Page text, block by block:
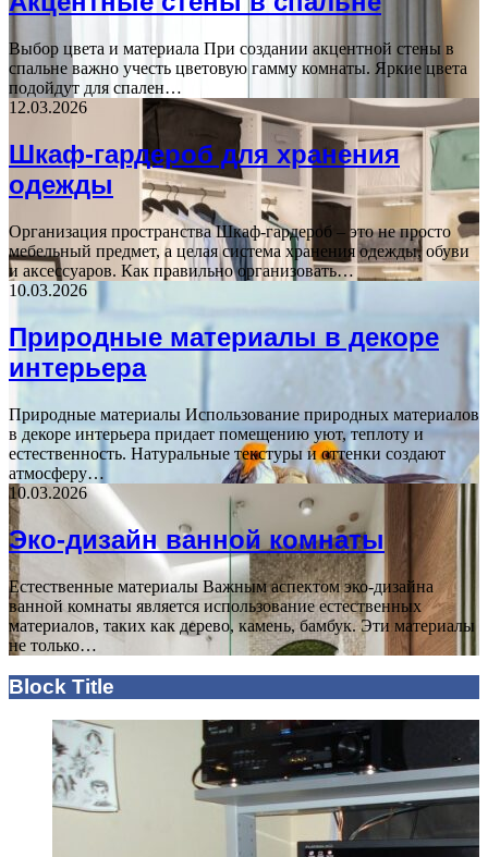
Выбор цвета и материала При создании акцентной стены в
спальне важно учесть цветовую гамму комнаты. Яркие цвета
подойдут для спален…
12.03.2026
Шкаф-гардероб для хранения
одежды
Организация пространства Шкаф-гардероб – это не просто
мебельный предмет, а целая система хранения одежды, обуви
и аксессуаров. Как правильно организовать…
10.03.2026
Природные материалы в декоре
интерьера
Природные материалы Использование природных материалов
в декоре интерьера придает помещению уют, теплоту и
естественность. Натуральные текстуры и оттенки создают
атмосферу…
10.03.2026
Эко-дизайн ванной комнаты
Естественные материалы Важным аспектом эко-дизайна
ванной комнаты является использование естественных
материалов, таких как дерево, камень, бамбук. Эти материалы
не только…
Block Title